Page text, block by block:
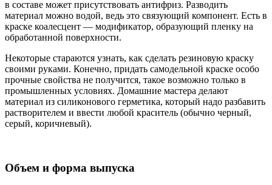
в составе может присутствовать антифриз. Разводить
материал можно водой, ведь это связующий компонент. Есть в
краске коалесцент — модификатор, образующий пленку на
обработанной поверхности.
Некоторые стараются узнать, как сделать резиновую краску
своими руками. Конечно, придать самодельной краске особо
прочные свойства не получится, такое возможно только в
промышленных условиях. Домашние мастера делают
материал из силиконового герметика, который надо разбавить
растворителем и ввести любой краситель (обычно черный,
серый, коричневый).
Объем и форма выпуска